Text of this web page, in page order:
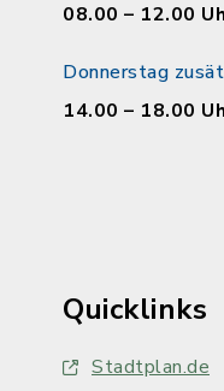
08.00 – 12.00
Donnerstag
14.00 – 18.00
Quicklinks
Stadtplan.de